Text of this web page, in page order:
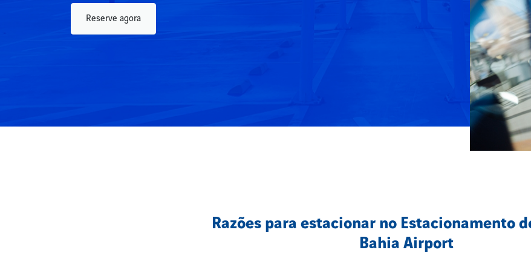
Reserve agora
Razões para estacionar no Estacionamento
Bahia Airport